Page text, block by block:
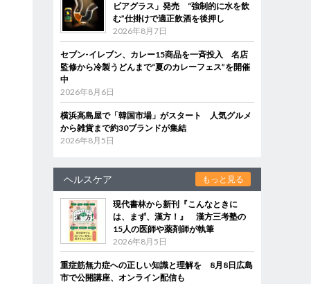
ビアグラス」発売 “強制的に水を飲
む”仕掛けで適正飲酒を後押し
2026年8月7日
セブン‐イレブン、カレー15商品を一斉投入 名店
監修から冷製うどんまで“夏のカレーフェス”を開催
中
2026年8月6日
横浜高島屋で「韓国市場」がスタート 人気グルメ
から雑貨まで約30ブランドが集結
2026年8月5日
ヘルスケア もっと見る
現代書林から新刊『こんなときに
は、まず、漢方！』 漢方三考塾の
15人の医師や薬剤師が執筆
2026年8月5日
重症筋無力症への正しい知識と理解を 8月8日広島
市で公開講座、オンライン配信も